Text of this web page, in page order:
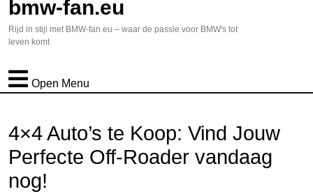
bmw-fan.eu
Rijd in stijl met BMW-fan.eu – waar de passie voor BMW's tot
leven komt
Open Menu
4×4 Auto’s te Koop: Vind Jouw
Perfecte Off-Roader vandaag
nog!